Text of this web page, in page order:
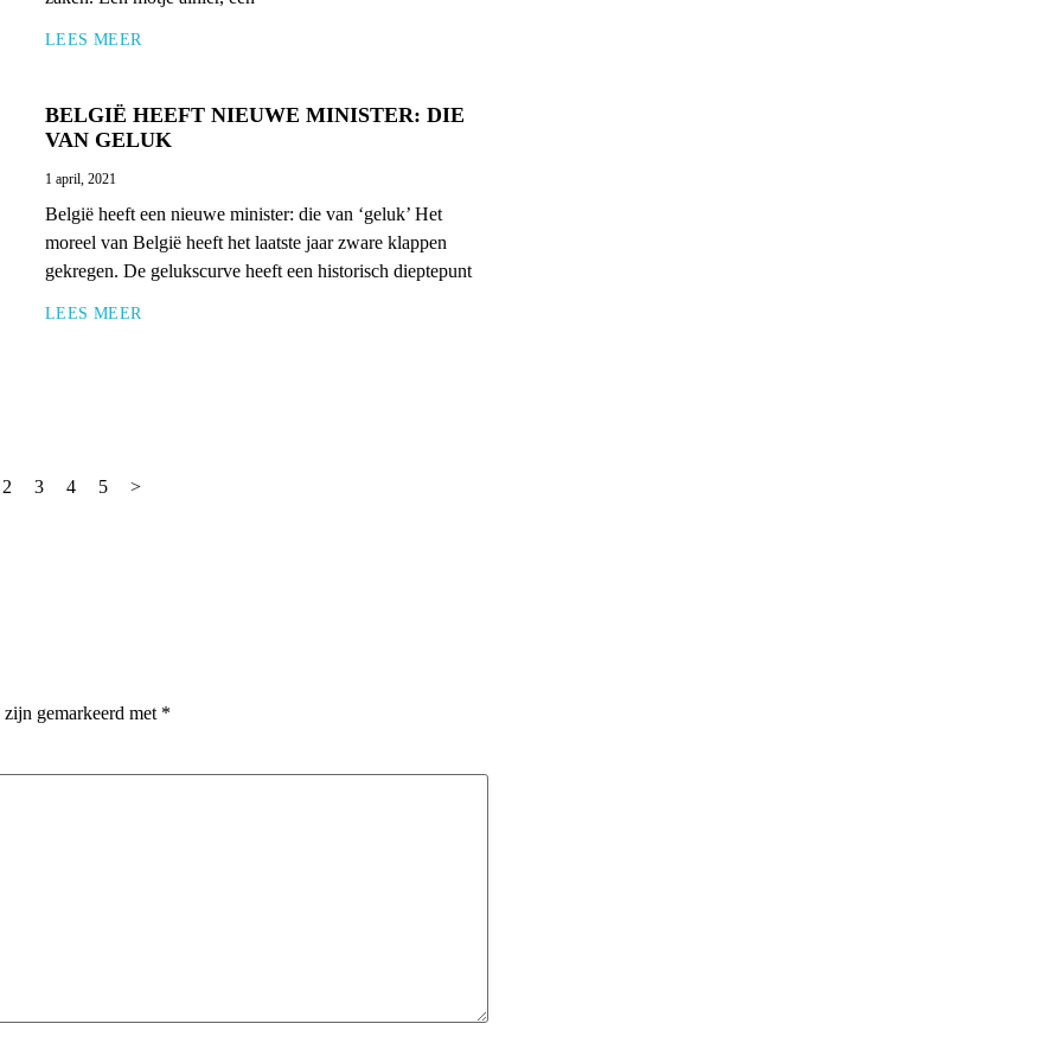
LEES MEER
BELGIË HEEFT NIEUWE MINISTER: DIE
VAN GELUK
1 april, 2021
België heeft een nieuwe minister: die van ‘geluk’ Het
moreel van België heeft het laatste jaar zware klappen
gekregen. De gelukscurve heeft een historisch dieptepunt
LEES MEER
2 3 4 5 >
gemarkeerd met *